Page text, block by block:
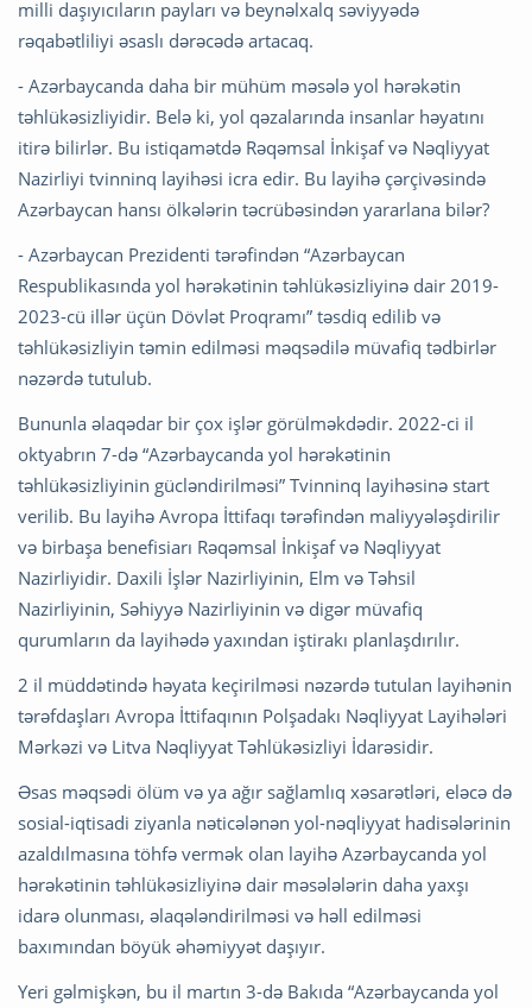
milli daşıyıcıların payları və beynəlxalq səviyyədə
rəqabətliliyi əsaslı dərəcədə artacaq.
- Azərbaycanda daha bir mühüm məsələ yol hərəkətin
təhlükəsizliyidir. Belə ki, yol qəzalarında insanlar həyatını
itirə bilirlər. Bu istiqamətdə Rəqəmsal İnkişaf və Nəqliyyat
Nazirliyi tvinninq layihəsi icra edir. Bu layihə çərçivəsində
Azərbaycan hansı ölkələrin təcrübəsindən yararlana bilər?
- Azərbaycan Prezidenti tərəfindən “Azərbaycan
Respublikasında yol hərəkətinin təhlükəsizliyinə dair 2019-
2023-cü illər üçün Dövlət Proqramı” təsdiq edilib və
təhlükəsizliyin təmin edilməsi məqsədilə müvafiq tədbirlər
nəzərdə tutulub.
Bununla əlaqədar bir çox işlər görülməkdədir. 2022-ci il
oktyabrın 7-də “Azərbaycanda yol hərəkətinin
təhlükəsizliyinin gücləndirilməsi” Tvinninq layihəsinə start
verilib. Bu layihə Avropa İttifaqı tərəfindən maliyyələşdirilir
və birbaşa benefisiarı Rəqəmsal İnkişaf və Nəqliyyat
Nazirliyidir. Daxili İşlər Nazirliyinin, Elm və Təhsil
Nazirliyinin, Səhiyyə Nazirliyinin və digər müvafiq
qurumların da layihədə yaxından iştirakı planlaşdırılır.
2 il müddətində həyata keçirilməsi nəzərdə tutulan layihənin
tərəfdaşları Avropa İttifaqının Polşadakı Nəqliyyat Layihələri
Mərkəzi və Litva Nəqliyyat Təhlükəsizliyi İdarəsidir.
Əsas məqsədi ölüm və ya ağır sağlamlıq xəsarətləri, eləcə də
sosial-iqtisadi ziyanla nəticələnən yol-nəqliyyat hadisələrinin
azaldılmasına töhfə vermək olan layihə Azərbaycanda yol
hərəkətinin təhlükəsizliyinə dair məsələlərin daha yaxşı
idarə olunması, əlaqələndirilməsi və həll edilməsi
baxımından böyük əhəmiyyət daşıyır.
Yeri gəlmişkən, bu il martın 3-də Bakıda “Azərbaycanda yol